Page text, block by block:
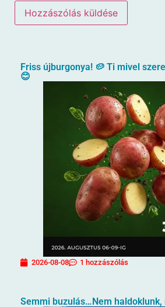
Friss újburgonya! 🥔 Ti mivel
😊
2026-08-08 1 hozzászólás
Semmi buzulás…Nem haldoklunk,